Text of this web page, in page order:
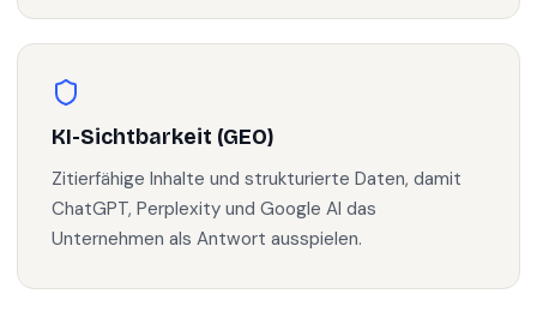
KI-Sichtbarkeit (GEO)
Zitierfähige Inhalte und strukturierte Daten, damit
ChatGPT, Perplexity und Google AI das
Unternehmen als Antwort ausspielen.